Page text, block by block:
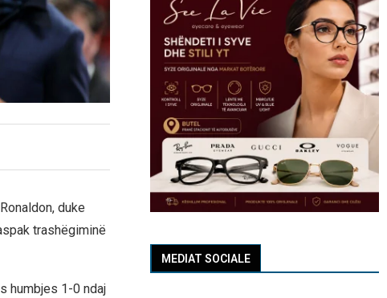
duke
trashëgiminë
humbjes 1-0 ndaj
MEDIAT SOCIALE